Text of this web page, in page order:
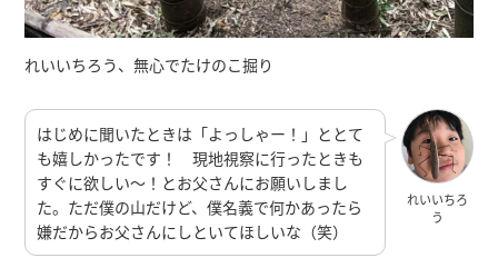
れいいちろう、無心でたけのこ掘り
れいいちろ
う
はじめに聞いたときは「よっしゃー！」ととて
も嬉しかったです！ 現地視察に行ったときも
すぐに欲しい〜！とお父さんにお願いしまし
た。ただ僕の山だけど、僕名義で何かあったら
嫌だからお父さんにしといてほしいな（笑）